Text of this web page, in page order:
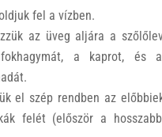
fel a vízben.
az üveg aljára a
a kaprot, és
el szép rendben az
felét (először a